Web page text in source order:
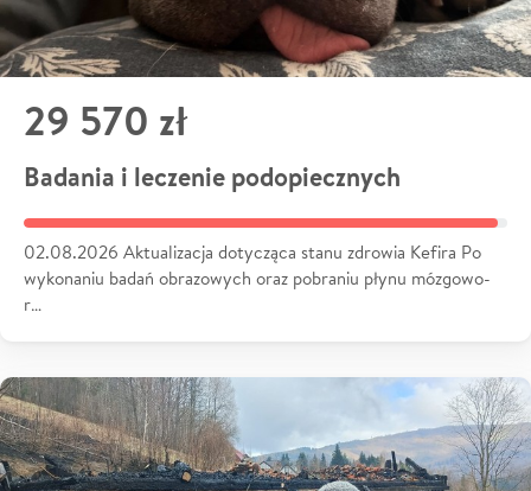
29 570 zł
Badania i leczenie podopiecznych
02.08.2026 Aktualizacja dotycząca stanu zdrowia Kefira Po
wykonaniu badań obrazowych oraz pobraniu płynu mózgowo-
r…